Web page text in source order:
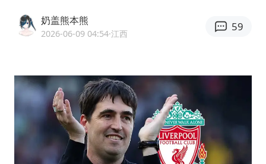
A股三大股指收涨
宇树科技中一签需缴款7.54万元
方程豹钛9新车申报
奶盖熊本熊
2026-06-09 04:54·江西
59